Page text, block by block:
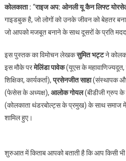
कोलकाता : “राइज अप: ओनली यू कैन लिफ्ट
गाइडबुक है, जो लोगों को उनके जीवन को बेहतर
जो आपको मजबूत बनाने के साथ दूसरों के प्रति
इस पुस्तक का विमोचन लेखकसुमित भट्टने
इस मौके परमेलिंडा पावेक(यूएस के महावाणिज्यदूत,
शिक्षिका, कार्यकर्ता),प्रसेनजीत साहा(संस्थापक
(फेसेस के अध्यक्ष), आलोक गोयल(बीडीजी ग्रुप
(कोलकाता थंडरबोल्ट्स के प्रमुख) के साथ समाज में
शामिल हुए।
शुरुआत में किताब आपको बताती है कि आप किसी